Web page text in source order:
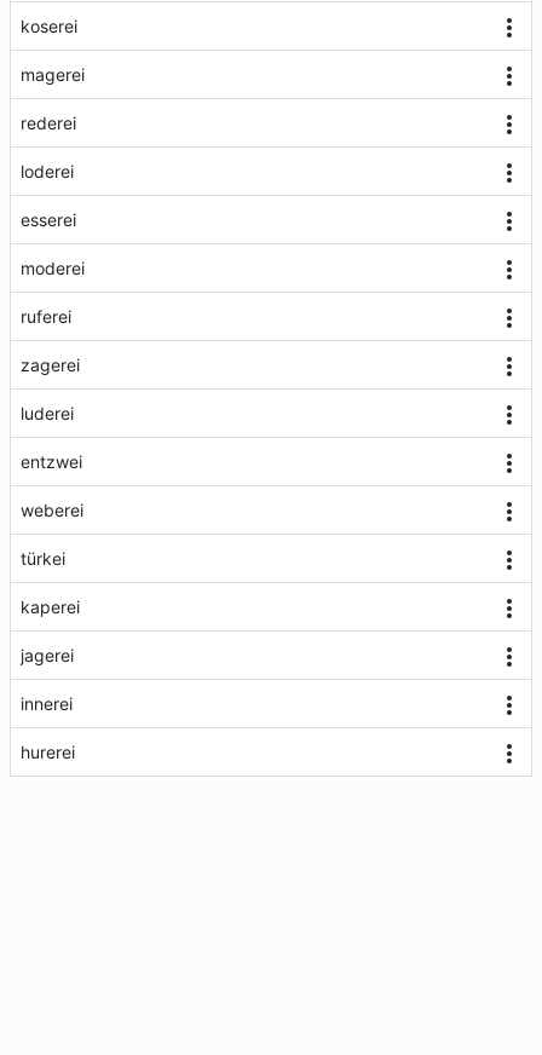
koserei
magerei
rederei
loderei
esserei
moderei
ruferei
zagerei
luderei
entzwei
weberei
türkei
kaperei
jagerei
innerei
hurerei